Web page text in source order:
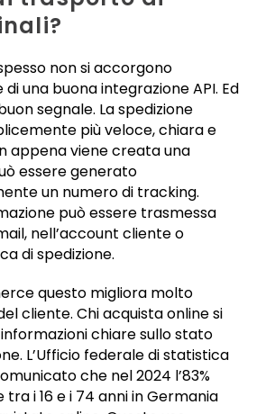
non si accorgono
una buona integrazione API. Ed
segnale. La spedizione
più veloce, chiara e
appena viene creata una
essere generato
un numero di tracking.
può essere trasmessa
nell’account cliente o
di spedizione.
questo migliora molto
cliente. Chi acquista online si
chiare sullo stato
L’Ufficio federale di statistica
che nel 2024 l’83%
i 16 e i 74 anni in Germania